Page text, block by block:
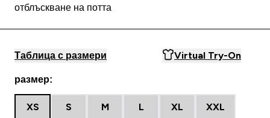
отблъскване на потта
Таблица с размери Virtual Try-On
размер:
XS S M L XL XXL